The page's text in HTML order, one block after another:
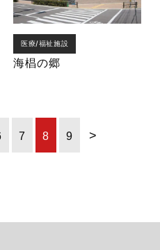
医療/福祉施設
海椙の郷
7 8 9 >